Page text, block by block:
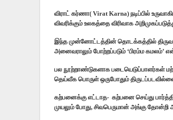
விராட் கர்ணா( Virat Karna) நடிப்பில்
விவரிக்கும் உலகத்தை விரிவாக
இந்த முன்னோட்டத்தின் தொடக்கத்தில்
அனைவராலும் போற்றப்படும் ‘பிரம்ம கமலம்’
பல நூற்றாண்டுகளாக படையெடுப்பாளர்கள்
தெய்வீக பொருள் ஒருபோதும்
கற்பனைக்கு எட்டாத- கற்பனை செய்து
முயலும் போது, சிவபெருமான் அங்கு